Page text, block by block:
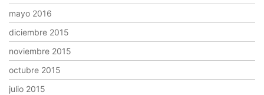
mayo 2016
diciembre 2015
noviembre 2015
octubre 2015
julio 2015